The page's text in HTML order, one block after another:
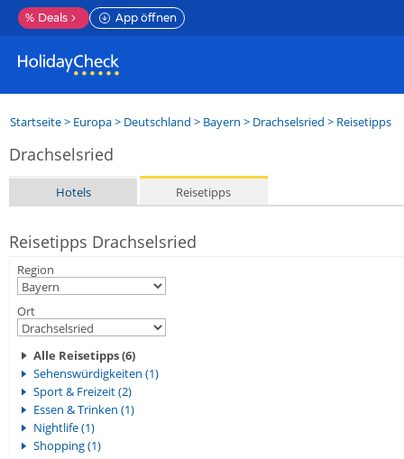
% Deals App öffnen
Startseite> Europa> Deutschland > Bayern > Drachselsried > Reisetipps
Drachselsried
Hotels Reisetipps
Reisetipps Drachselsried
Region
Ort
Alle Reisetipps (6)
Sehenswürdigkeiten (1)
Sport & Freizeit (2)
Essen & Trinken (1)
Nightlife (1)
Shopping (1)